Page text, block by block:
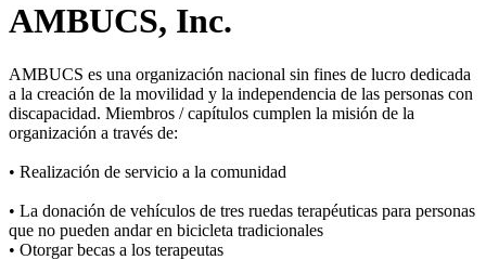
AMBUCS, Inc.
AMBUCS es una organización nacional sin fines de lucro dedicada
a la creación de la movilidad y la independencia de las personas con
discapacidad. Miembros / capítulos cumplen la misión de la
organización a través de:
• Realización de servicio a la comunidad
• La donación de vehículos de tres ruedas terapéuticas para personas
que no pueden andar en bicicleta tradicionales
• Otorgar becas a los terapeutas